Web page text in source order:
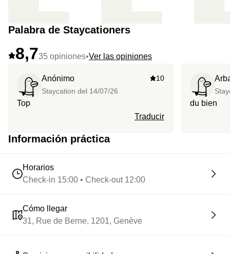
Palabra de Staycationers
8,735 opiniones•Ver las opiniones
Anónimo
Staycation del 14/07/26
10
Top
Traducir
du bien
Información práctica
Horarios
Check-in 15:00 • Check-out 12:00
Cómo llegar
31, Rue de Berne, 1201, Genève